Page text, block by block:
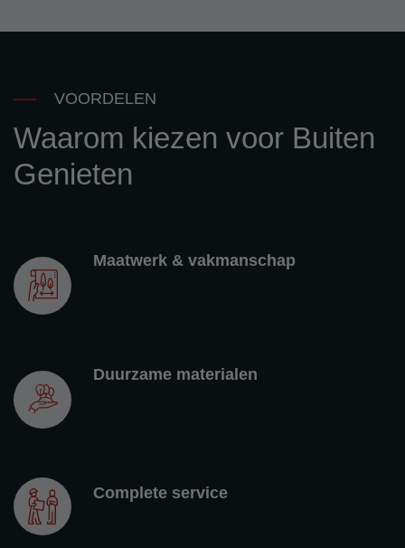
VOORDELEN
Waarom kiezen voor Buiten
Genieten
Maatwerk & vakmanschap
Duurzame materialen
Complete service